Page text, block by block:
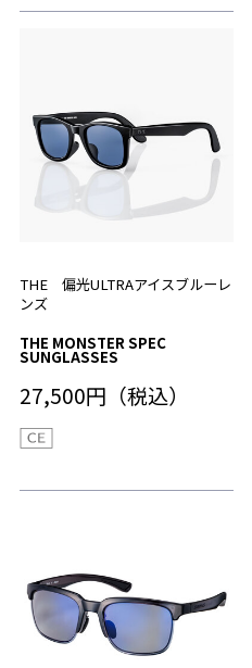
THE 偏光ULTRAアイスブルーレ
ンズ
THE MONSTER SPEC
SUNGLASSES
27,500円（税込）